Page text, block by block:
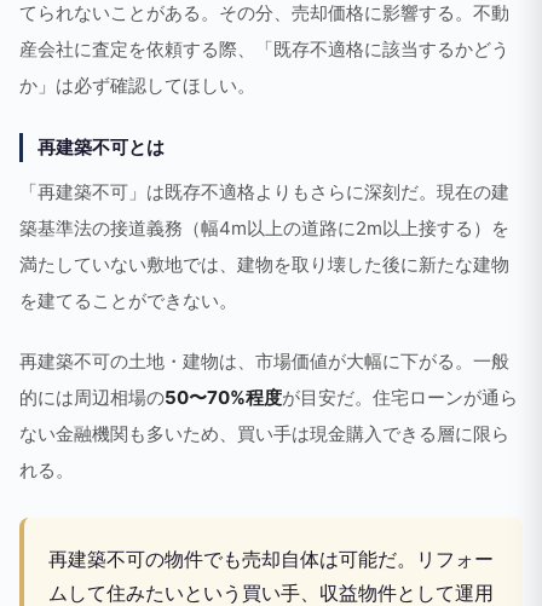
てられないことがある。その分、売却価格に影響する。不動
産会社に査定を依頼する際、「既存不適格に該当するかどう
か」は必ず確認してほしい。
再建築不可とは
「再建築不可」は既存不適格よりもさらに深刻だ。現在の建
築基準法の接道義務（幅4m以上の道路に2m以上接する）を
満たしていない敷地では、建物を取り壊した後に新たな建物
を建てることができない。
再建築不可の土地・建物は、市場価値が大幅に下がる。一般
的には周辺相場の50〜70%程度が目安だ。住宅ローンが通ら
ない金融機関も多いため、買い手は現金購入できる層に限ら
れる。
再建築不可の物件でも売却自体は可能だ。リフォー
ムして住みたいという買い手、収益物件として運用